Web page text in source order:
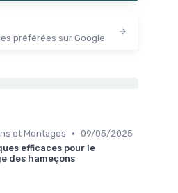
préférées sur Google
et Montages • 09/05/2025
efficaces pour le
des hameçons